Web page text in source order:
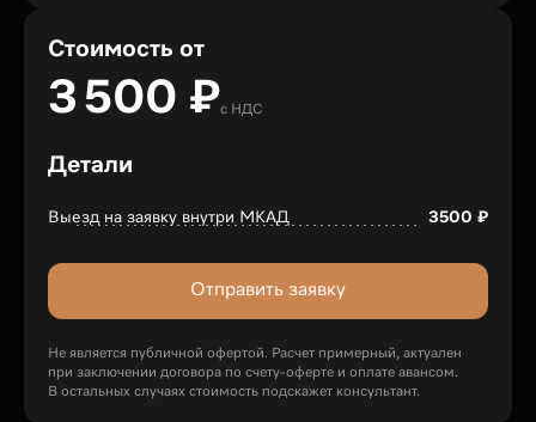
Стоимость от
3 500 ₽с НДС
Детали
Выезд на заявку внутри МКАД 3500 ₽
Отправить заявку
Не является публичной офертой. Расчет примерный, актуален
при заключении договора по счету-оферте и оплате авансом.
В остальных случаях стоимость подскажет консультант.